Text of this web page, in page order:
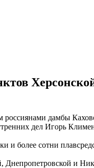
дамбы
дел Игорь
и более сотни
и